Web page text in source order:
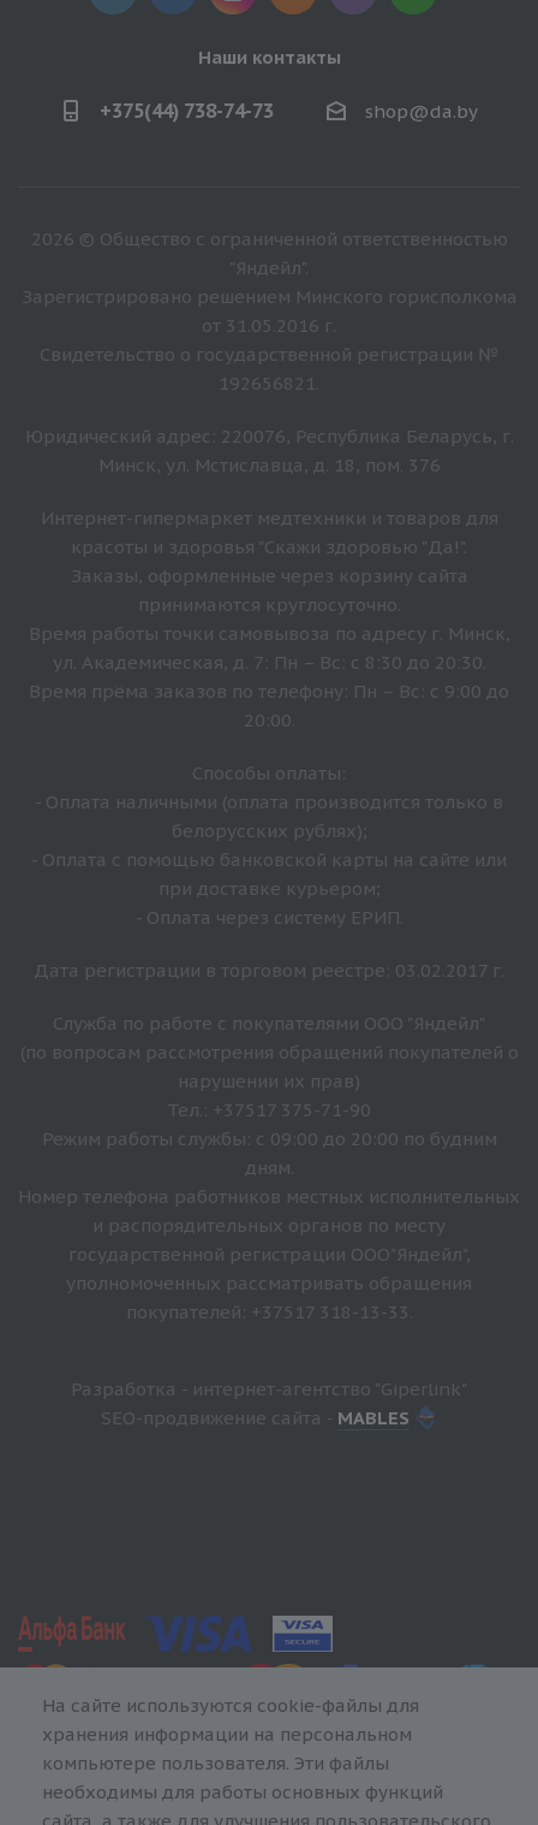
Наши контакты
+375(44) 738-74-73 shop@da.by
2026 © Общество с ограниченной ответственностью
"Яндейл".
Зарегистрировано решением Минского горисполкома
от 31.05.2016 г.
Свидетельство о государственной регистрации №
192656821.
Юридический адрес: 220076, Республика Беларусь, г.
Минск, ул. Мстиславца, д. 18, пом. 376
Интернет-гипермаркет медтехники и товаров для
красоты и здоровья "Скажи здоровью "Да!".
Заказы, оформленные через корзину сайта
принимаются круглосуточно.
Время работы точки самовывоза по адресу г. Минск,
ул. Академическая, д. 7: Пн – Вс: с 8:30 до 20:30.
Время прёма заказов по телефону: Пн – Вс: с 9:00 до
20:00.
Способы оплаты:
- Оплата наличными (оплата производится только в
белорусских рублях);
- Оплата с помощью банковской карты на сайте или
при доставке курьером;
- Оплата через систему ЕРИП.
Дата регистрации в торговом реестре: 03.02.2017 г.
Служба по работе с покупателями ООО "Яндейл"
(по вопросам рассмотрения обращений покупателей о
нарушении их прав)
Тел.: +37517 375-71-90
Режим работы службы: с 09:00 до 20:00 по будним
дням.
Номер телефона работников местных исполнительных
и распорядительных органов по месту
государственной регистрации ООО"Яндейл",
уполномоченных рассматривать обращения
покупателей: +37517 318-13-33.
Разработка - интернет-агентство "Giperlink"
SEO-продвижение сайта - MABLES
На сайте используются cookie-файлы для
хранения информации на персональном
компьютере пользователя. Эти файлы
необходимы для работы основных функций